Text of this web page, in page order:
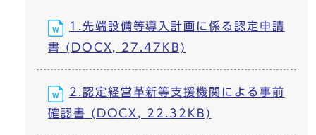
1.先端設備等導入計画に係る認定申請
書 (DOCX, 27.47KB)
2.認定経営革新等支援機関による事前
確認書 (DOCX, 22.32KB)